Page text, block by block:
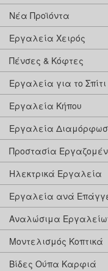
Νέα Προϊόντα
Εργαλεία Χειρός
Πένσες & Κόφτες
Εργαλεία για το Σπίτι
Εργαλεία Κήπου
Εργαλεία
Προστασία
Ηλεκτρικά Εργαλεία
Εργαλεία ανά
Αναλώσιμα
Μοντελισμός Κοπτικά
Βίδες Ούπα Καρφιά